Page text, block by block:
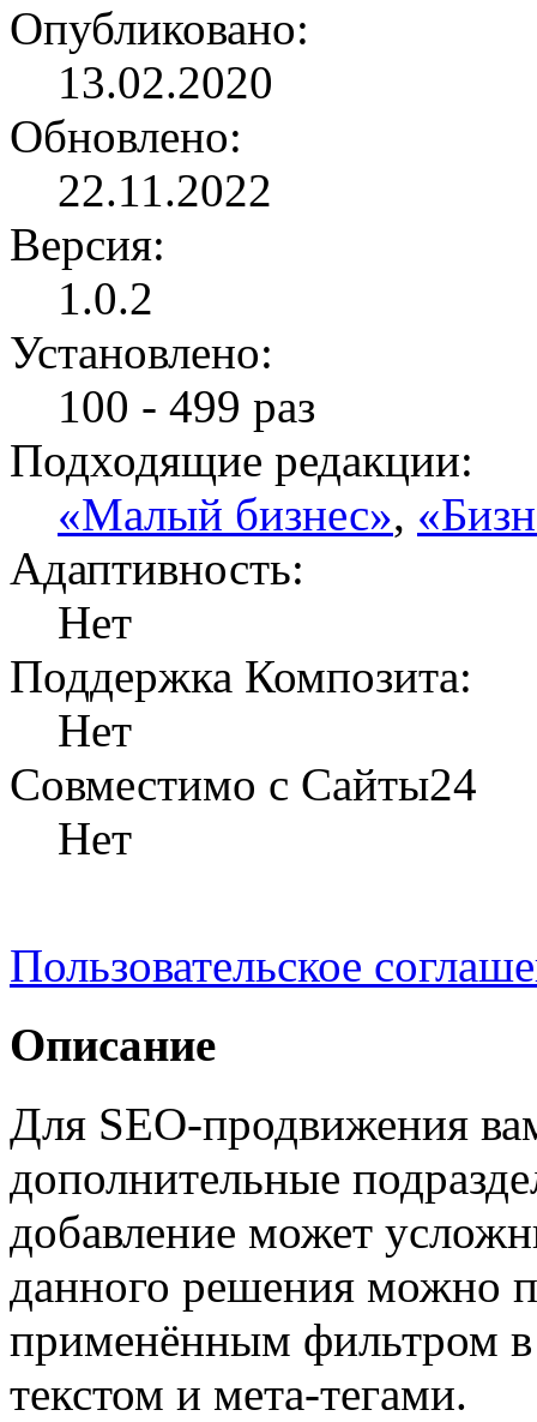
Опубликовано:
13.02.2020
Обновлено:
22.11.2022
Версия:
1.0.2
Установлено:
100 - 499 раз
Подходящие редакции:
«Малый бизнес»,
Адаптивность:
Нет
Поддержка Композита:
Нет
Совместимо с Сайты24
Нет
Пользовательское
Описание
Для SEO-продвижения
дополнительные
добавление может
данного решения можно
применённым фильтром
текстом и мета-тегами.